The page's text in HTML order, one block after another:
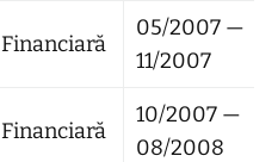
Financiară
05/2007 —
11/2007
Financiară
10/2007 —
08/2008